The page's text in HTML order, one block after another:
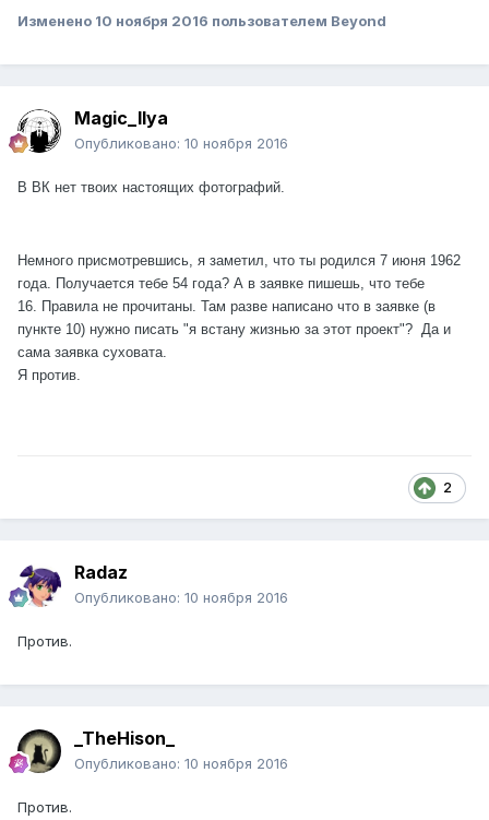
Изменено 10 ноября 2016 пользователем Beyond
Magic_Ilya
Опубликовано: 10 ноября 2016
В ВК нет твоих настоящих фотографий.
Немного присмотревшись, я заметил, что ты родился 7 июня 1962
года. Получается тебе 54 года? А в заявке пишешь, что тебе
16. Правила не прочитаны. Там разве написано что в заявке (в
пункте 10) нужно писать "я встану жизнью за этот проект"? Да и
сама заявка суховата.
Я против.
2
Radaz
Опубликовано: 10 ноября 2016
Против.
_TheHison_
Опубликовано: 10 ноября 2016
Против.